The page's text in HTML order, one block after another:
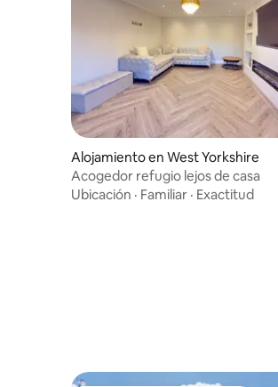
Alojamiento en West Yorkshire
Acogedor refugio lejos de casa
Ubicación · Familiar · Exactitud